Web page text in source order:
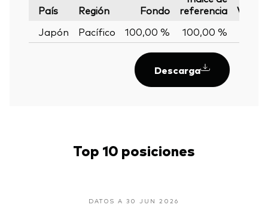
País Región Fondo
referencia
Japón
Pacífico 100,00 % 100,00 %
Descarga
Top 10 posiciones
DATOS A 30 JUN 2026